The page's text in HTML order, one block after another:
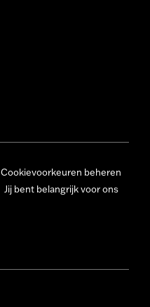
Cookievoorkeuren beheren
Jij bent belangrijk voor ons